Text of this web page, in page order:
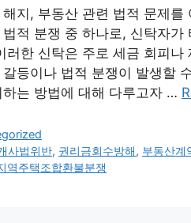
해지, 부동산 관련 법적 문제
적 분쟁 중 하나로, 신탁자
러한 신탁은 주로 세금 회피
갈등이나 법적 분쟁이 발생할
하는 방법에 대해 다루고자 …
사법위반, 권리금회수방해, 부동산계
역주택조합환불분쟁